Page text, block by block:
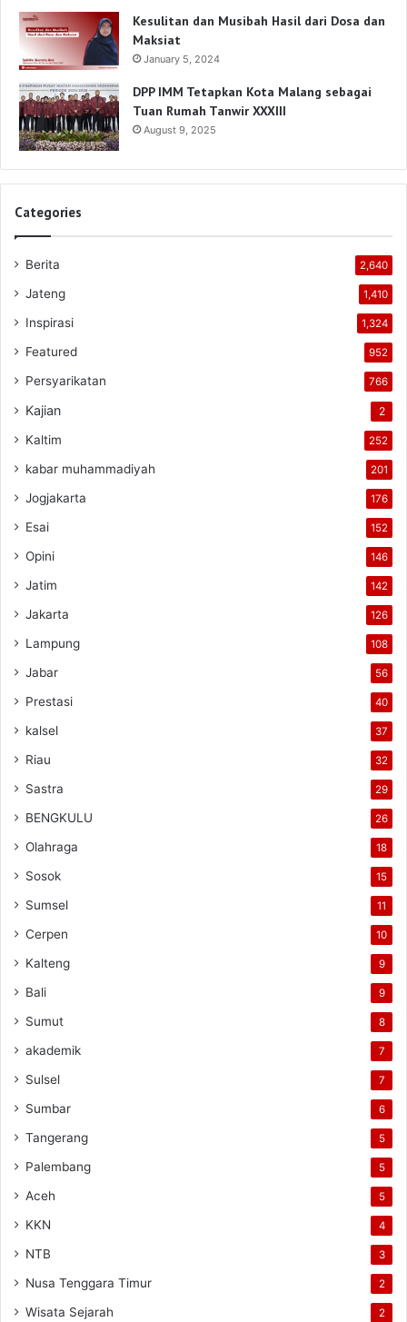
Kesulitan dan Musibah Hasil dari Dosa dan
Maksiat
January 5, 2024
DPP IMM Tetapkan Kota Malang sebagai
Tuan Rumah Tanwir XXXIII
August 9, 2025
Categories
Berita 2,640
Jateng 1,410
Inspirasi 1,324
Featured 952
Persyarikatan 766
Kajian 2
Kaltim 252
kabar muhammadiyah 201
Jogjakarta 176
Esai 152
Opini 146
Jatim 142
Jakarta 126
Lampung 108
Jabar 56
Prestasi 40
kalsel 37
Riau 32
Sastra 29
BENGKULU 26
Olahraga 18
Sosok 15
Sumsel 11
Cerpen 10
Kalteng 9
Bali 9
Sumut 8
akademik 7
Sulsel 7
Sumbar 6
Tangerang 5
Palembang 5
Aceh 5
KKN 4
NTB 3
Nusa Tenggara Timur 2
Wisata Sejarah 2